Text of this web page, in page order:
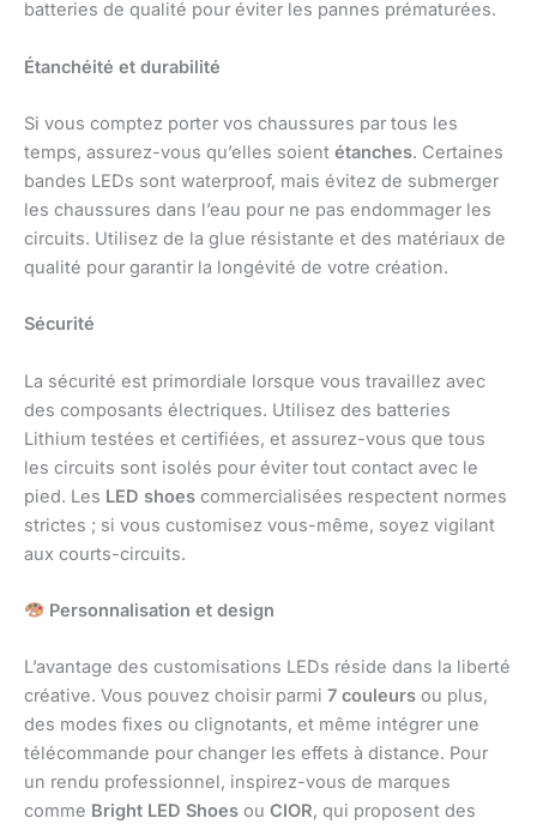
batteries de qualité pour éviter les pannes prématurées.
Étanchéité et durabilité
Si vous comptez porter vos chaussures par tous les
temps, assurez-vous qu’elles soient étanches. Certaines
bandes LEDs sont waterproof, mais évitez de submerger
les chaussures dans l’eau pour ne pas endommager les
circuits. Utilisez de la glue résistante et des matériaux de
qualité pour garantir la longévité de votre création.
Sécurité
La sécurité est primordiale lorsque vous travaillez avec
des composants électriques. Utilisez des batteries
Lithium testées et certifiées, et assurez-vous que tous
les circuits sont isolés pour éviter tout contact avec le
pied. Les LED shoes commercialisées respectent normes
strictes ; si vous customisez vous-même, soyez vigilant
aux courts-circuits.
Personnalisation et design
L’avantage des customisations LEDs réside dans la liberté
créative. Vous pouvez choisir parmi 7 couleurs ou plus,
des modes fixes ou clignotants, et même intégrer une
télécommande pour changer les effets à distance. Pour
un rendu professionnel, inspirez-vous de marques
comme Bright LED Shoes ou CIOR, qui proposent des